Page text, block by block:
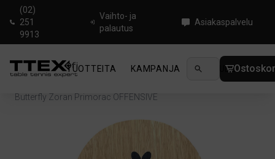
(02)
251
9913
Vaihto- ja
palautus
Asiakaspalvelu
TUOTTEITA KAMPANJA UUTUUDET
Butterfly Zoran Primorac OFFENSIVE